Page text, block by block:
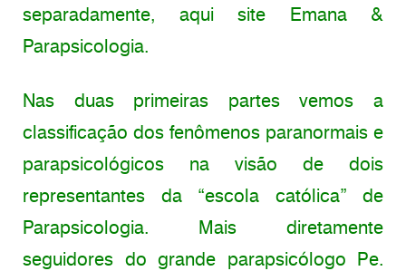
separadamente, aqui site Emana &
Parapsicologia.
Nas duas primeiras partes vemos a
classificação dos fenômenos paranormais e
parapsicológicos na visão de dois
representantes da “escola católica” de
Parapsicologia. Mais diretamente
seguidores do grande parapsicólogo Pe.